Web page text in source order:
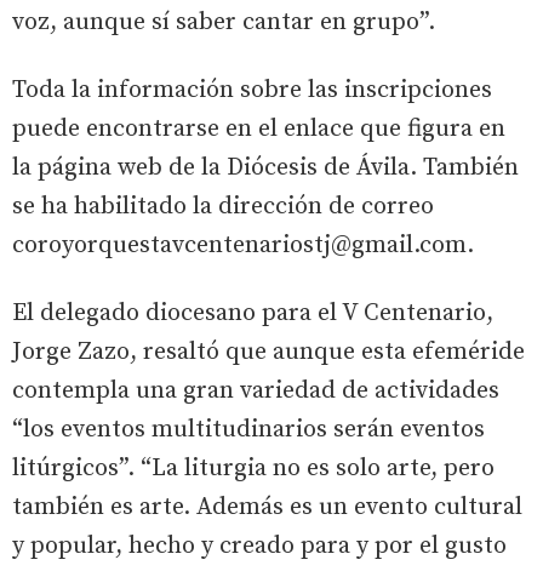
voz, aunque sí saber cantar en grupo”.
Toda la información sobre las inscripciones
puede encontrarse en el enlace que figura en
la página web de la Diócesis de Ávila. También
se ha habilitado la dirección de correo
coroyorquestavcentenariostj@gmail.com.
El delegado diocesano para el V Centenario,
Jorge Zazo, resaltó que aunque esta efeméride
contempla una gran variedad de actividades
“los eventos multitudinarios serán eventos
litúrgicos”. “La liturgia no es solo arte, pero
también es arte. Además es un evento cultural
y popular, hecho y creado para y por el gusto